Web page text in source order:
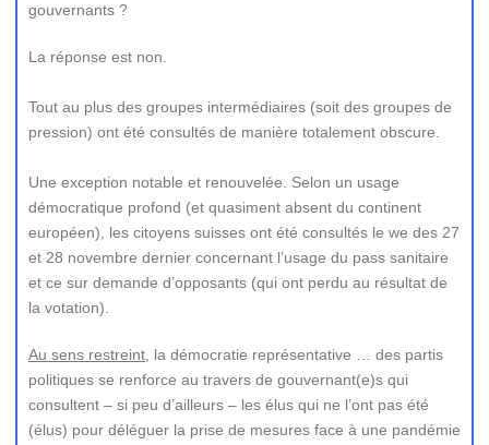
gouvernants ?
La réponse est non.
Tout au plus des groupes intermédiaires (soit des groupes de
pression) ont été consultés de manière totalement obscure.
Une exception notable et renouvelée. Selon un usage
démocratique profond (et quasiment absent du continent
européen), les citoyens suisses ont été consultés le we des 27
et 28 novembre dernier concernant l’usage du pass sanitaire
et ce sur demande d’opposants (qui ont perdu au résultat de
la votation).
Au sens restreint , la démocratie représentative … des partis
politiques se renforce au travers de gouvernant(e)s qui
consultent – si peu d’ailleurs – les élus qui ne l’ont pas été
(élus) pour déléguer la prise de mesures face à une pandémie